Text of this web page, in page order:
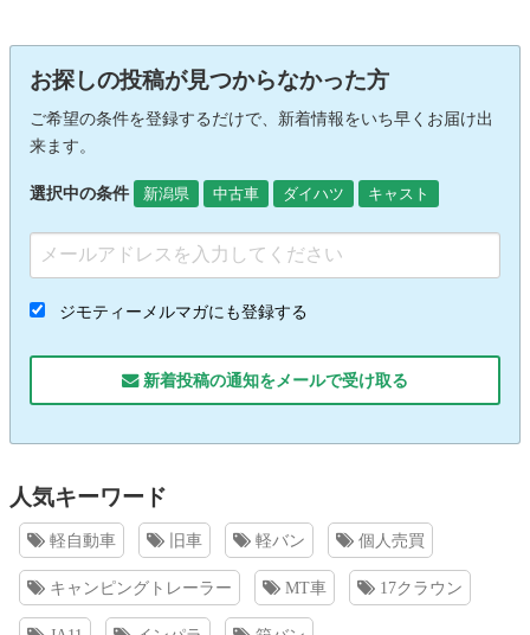
お探しの投稿が見つからなかった方
ご希望の条件を登録するだけで、新着情報をいち早くお届け出
来ます。
選択中の条件 新潟県 中古車 ダイハツ キャスト
ジモティーメルマガにも登録する
新着投稿の通知をメールで受け取る
人気キーワード
軽自動車 旧車 軽バン 個人売買
キャンピングトレーラー MT車 17クラウン